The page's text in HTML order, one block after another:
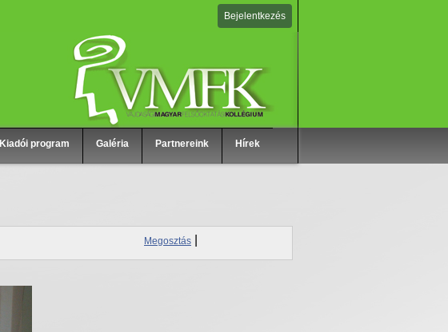
Bejelentkezés
Kiadói program Galéria Partnereink Hírek
Megosztás